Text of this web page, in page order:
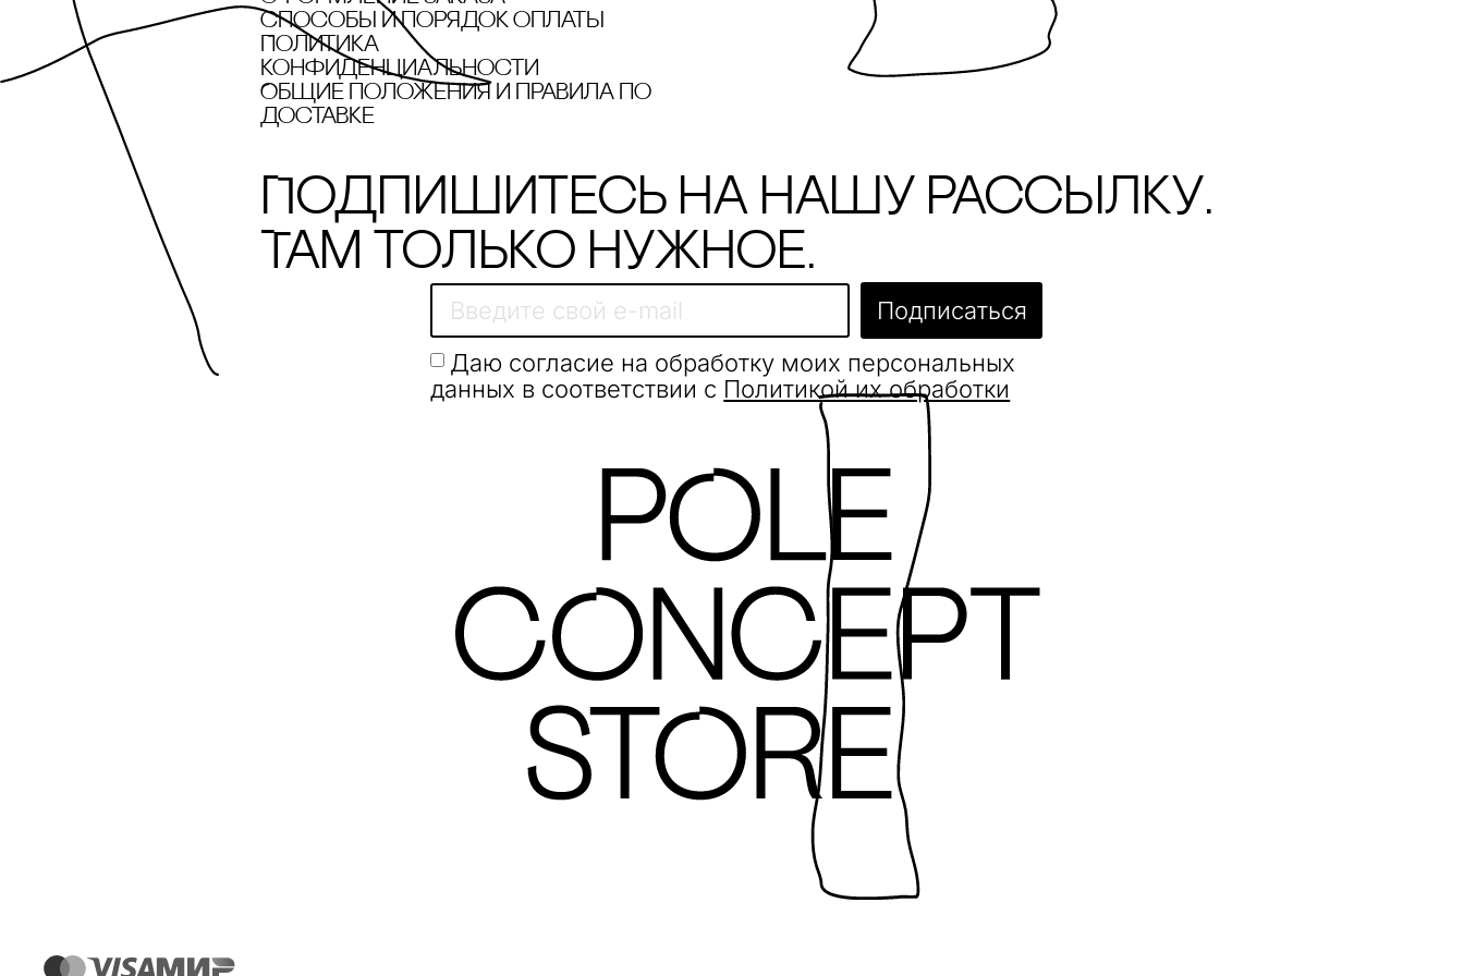
cпособы и порядок оплаты
Политика
конфиденциальности
Общие положения и правила по
доставке
Подпишитесь на нашу рассылку.
Там только нужное.
Даю согласие на обработку моих персональных
данных в соответствии с Политикой их обработки
Подписаться